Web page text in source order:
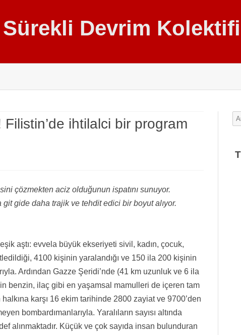
Sürekli Devrim Kolektifi
ihtilalci bir program
çözmekten aciz olduğunun ispatını sunuyor.
gide daha trajik ve tehdit edici bir boyut alıyor.
aştı: evvela büyük ekseriyeti sivil, kadın, çocuk,
4100 kişinin yaralandığı ve 150 ila 200 kişinin
Ardından Gazze Şeridi’nde (41 km uzunluk ve 6 ila
benzin, ilaç gibi en yaşamsal mamulleri de içeren tam
karşı 16 ekim tarihinde 2800 zayiat ve 9700’den
bombardımanlarıyla. Yaralıların sayısı altında
alınmaktadır. Küçük ve çok sayıda insan bulunduran